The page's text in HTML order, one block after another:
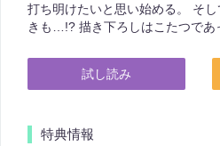
打ち明けたいと思い始める。 そ
きも…!? 描き下ろしはこたつであ
試し読み
特典情報